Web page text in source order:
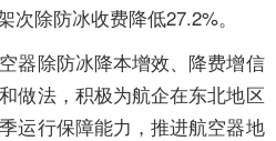
次除防冰收费降低27.2%。
除防冰降本增效、降费增信
做法，积极为航企在东北地区
运行保障能力，推进航空器地